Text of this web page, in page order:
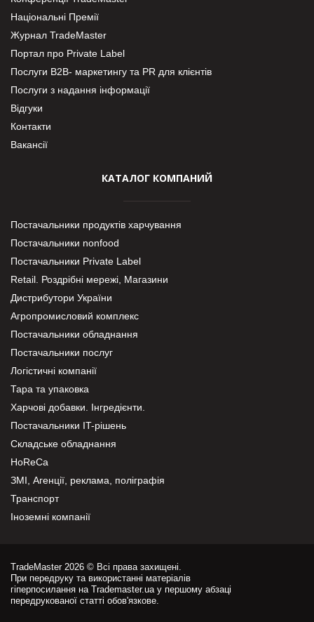
Національні Премії
Журнал TradeMaster
Портал про Private Label
Послуги В2В- маркетингу та PR для клієнтів
Послуги з надання інформації
Відгуки
Контакти
Вакансії
КАТАЛОГ КОМПАНИЙ
Постачальники продуктів харчування
Постачальники nonfood
Постачальники Private Label
Retail. Роздрібні мережі, Магазини
Дистрибутори України
Агропромисловий комплекс
Постачальники обладнання
Постачальники послуг
Логістичні компанії
Тара та упаковка
Харчові добавки. Інгредієнти.
Постачальники IT-рішень
Складське обладнання
HoReCa
ЗМІ, Агенції, реклама, поліграфія
Транспорт
Іноземні компанії
TradeMaster 2026 © Всі права захищені.
При передруку та використанні матеріалів
гіперпосилання на Trademaster.ua у першому абзаці
передрукованої статті обов'язкове.